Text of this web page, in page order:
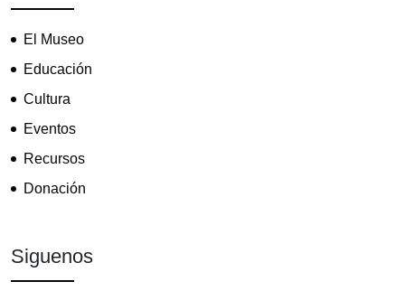
El Museo
Educación
Cultura
Eventos
Recursos
Donación
Siguenos